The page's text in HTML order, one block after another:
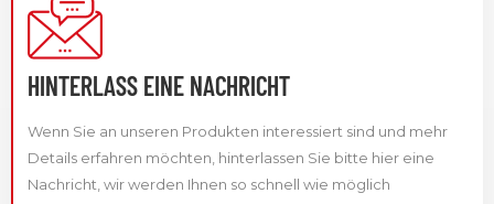
HINTERLASS EINE NACHRICHT
Wenn Sie an unseren Produkten interessiert sind und mehr
Details erfahren möchten, hinterlassen Sie bitte hier eine
Nachricht, wir werden Ihnen so schnell wie möglich